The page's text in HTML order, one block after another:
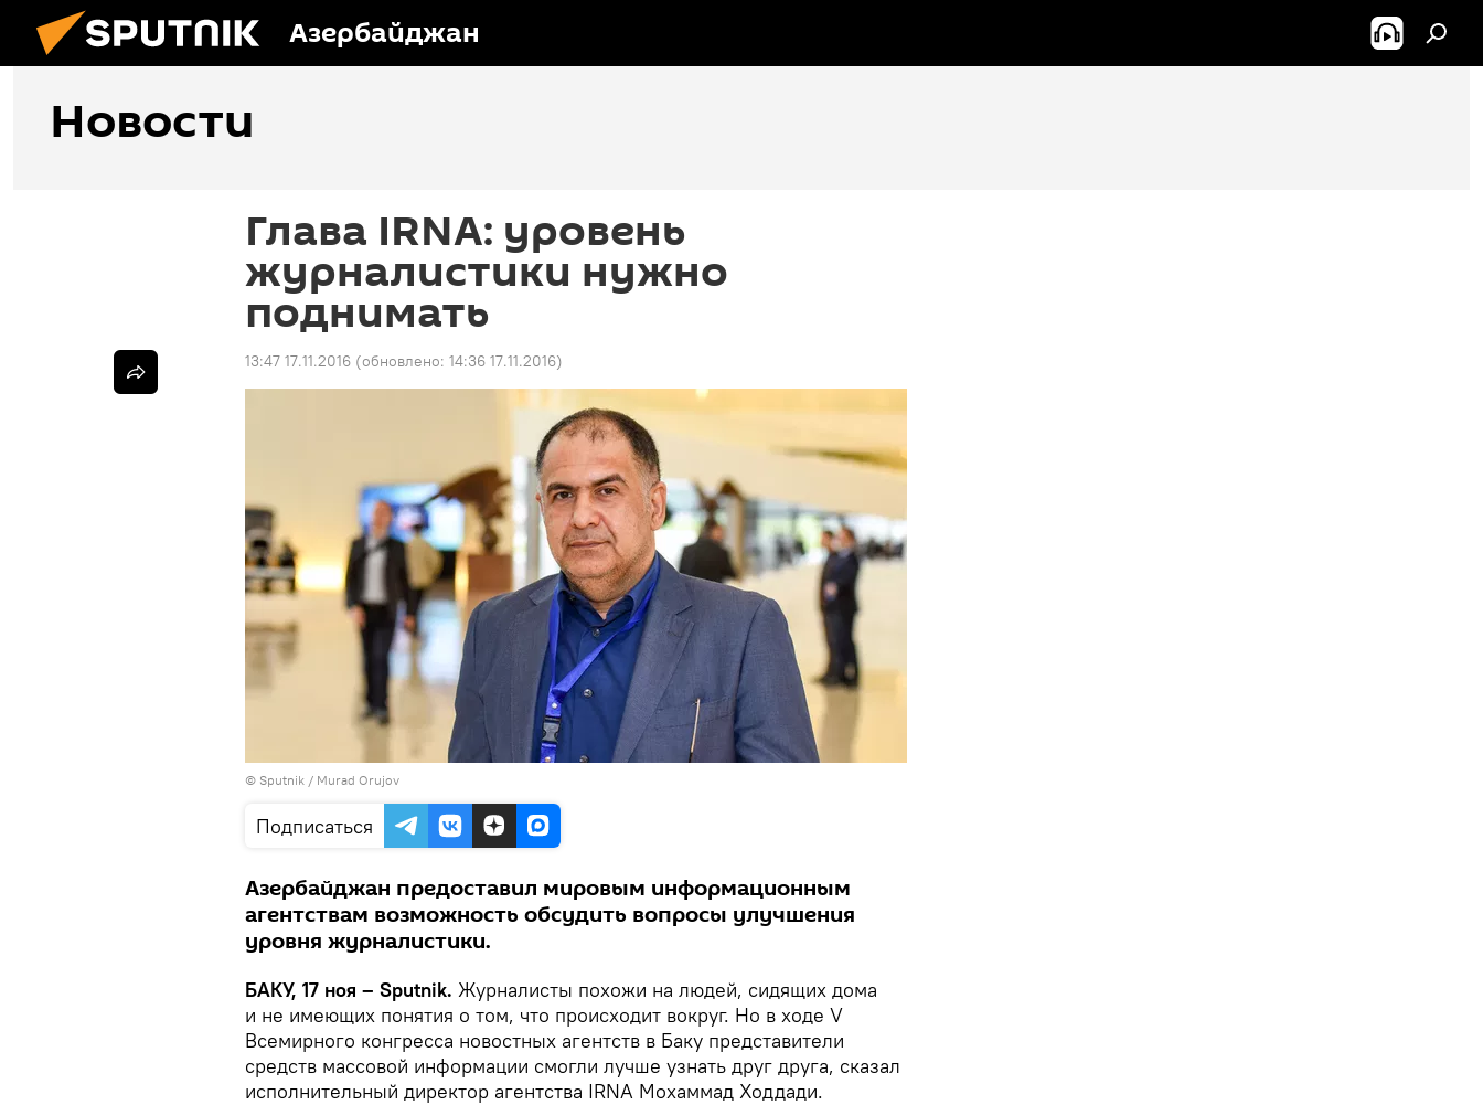
Азербайджан
Новости
Глава IRNA: уровень
журналистики нужно
поднимать
13:47 17.11.2016 (обновлено: 14:36 17.11.2016)
© Sputnik / Murad Orujov
Подписаться
Азербайджан предоставил мировым информационным
агентствам возможность обсудить вопросы улучшения
уровня журналистики.
БАКУ, 17 ноя – Sputnik. Журналисты похожи на людей, сидящих дома
и не имеющих понятия о том, что происходит вокруг. Но в ходе V
Всемирного конгресса новостных агентств в Баку представители
средств массовой информации смогли лучше узнать друг друга, сказал
исполнительный директор агентства IRNA Мохаммад Ходдади.